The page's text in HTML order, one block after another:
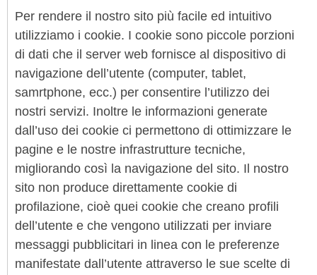
Per rendere il nostro sito più facile ed intuitivo
utilizziamo i cookie. I cookie sono piccole porzioni
di dati che il server web fornisce al dispositivo di
navigazione dell’utente (computer, tablet,
samrtphone, ecc.) per consentire l’utilizzo dei
nostri servizi. Inoltre le informazioni generate
dall’uso dei cookie ci permettono di ottimizzare le
pagine e le nostre infrastrutture tecniche,
migliorando così la navigazione del sito. Il nostro
sito non produce direttamente cookie di
profilazione, cioè quei cookie che creano profili
dell’utente e che vengono utilizzati per inviare
messaggi pubblicitari in linea con le preferenze
manifestate dall’utente attraverso le sue scelte di